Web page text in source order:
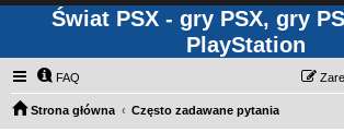
Świat PSX - gry PSX, gry
PlayStation
FAQ
Strona główna Często zadawane pytania